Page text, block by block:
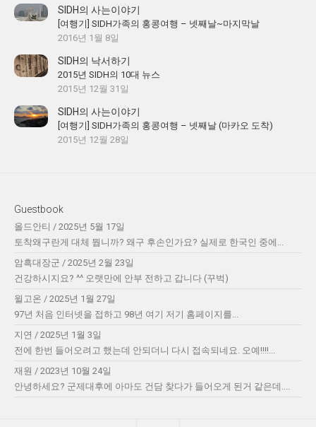
SIDH의 사는이야기
[여행기] SIDH가족의 홍콩여행 – 넷째날~마지막날
2016년 1월 8일
SIDH의 낙서하기
2015년 SIDH의 10대 뉴스
2015년 12월 31일
SIDH의 사는이야기
[여행기] SIDH가족의 홍콩여행 – 넷째날 (마카오 도착)
2015년 12월 28일
Guestbook
올드안티 / 2025년 5월 17일
토착왜구란게 대체 뭡니까? 왜구 후손인가요? 실제로 한국인 중에...
암흑대장군 / 2025년 2월 23일
건강하시지요? ^^ 오랫만에 안부 전하고 갑니다 (꾸벅)
윌고온 / 2025년 1월 27일
97년 처음 인터넷을 접하고 98년 여기 저기 홈페이지를...
지연 / 2025년 1월 3일
전에 한번 들어오려고 했는데 안되더니 다시 접속되네요. 오예!!!!...
재원 / 2023년 10월 24일
안녕하세요? 군제대후에 아마도 건담 찾다가 들어오게 된거 같은데....